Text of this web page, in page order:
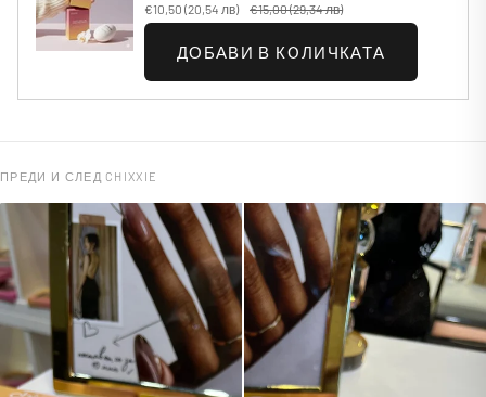
€10,50 (20,54 лв) €15,00(29,34 лв)
ДОБАВИ В КОЛИЧКАТА
ПРЕДИ И СЛЕД CHIXXIE